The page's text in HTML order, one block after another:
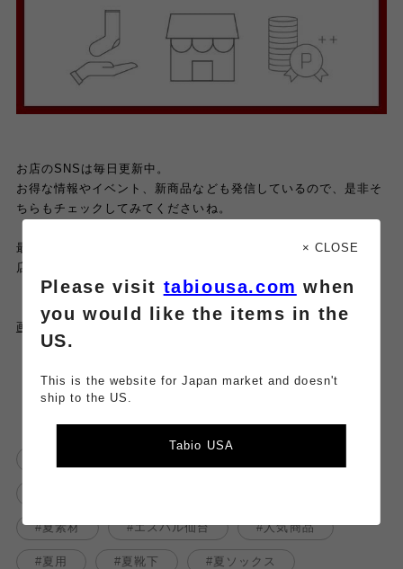
お店のSNSは毎日更新中。
お得な情報やイベント、新商品なども発信しているので、是非そ
ちらもチェックしてみてくださいね。
最後までご覧頂きありがとうございました♡
店舗でもお待ちしております。
画像tapでオンラインストアからご購入頂けます。
（店舗受け取りで
夏素材 エスパル仙台 人気商品
夏用 夏靴下 夏ソックス
× CLOSE
Please visit tabiousa.com when
you would like the items in the
US.
This is the website for Japan market and doesn't
ship to the US.
Tabio USA